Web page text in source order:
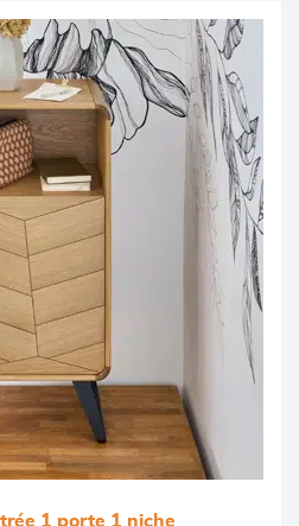
1 porte 1 niche